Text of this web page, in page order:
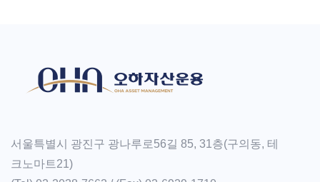
서울특별시 광진구 광나루로56길 85, 31층(구의동, 테
크노마트21)